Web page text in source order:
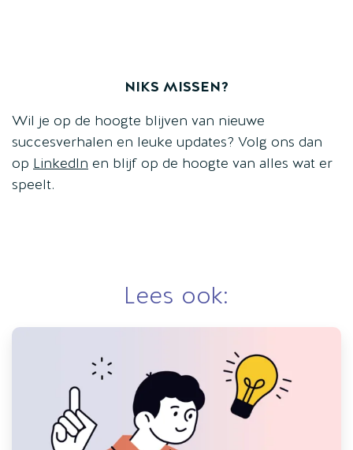
NIKS MISSEN?
Wil je op de hoogte blijven van nieuwe
succesverhalen en leuke updates? Volg ons dan
op LinkedIn en blijf op de hoogte van alles wat er
speelt.
Lees ook: